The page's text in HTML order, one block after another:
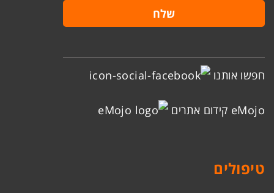
חפשו אותנו
eMojo קידום אתרים
טיפולים